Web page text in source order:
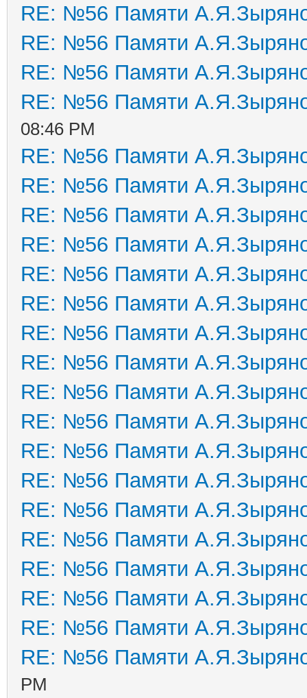
RE: №56 Памяти
RE: №56 Памяти
RE: №56 Памяти
RE: №56 Памяти
08:46 PM
RE: №56 Памяти
RE: №56 Памяти
RE: №56 Памяти
RE: №56 Памяти
RE: №56 Памяти
RE: №56 Памяти
RE: №56 Памяти
RE: №56 Памяти
RE: №56 Памяти
RE: №56 Памяти
RE: №56 Памяти
RE: №56 Памяти
RE: №56 Памяти
RE: №56 Памяти
RE: №56 Памяти
RE: №56 Памяти
RE: №56 Памяти
RE: №56 Памяти
PM